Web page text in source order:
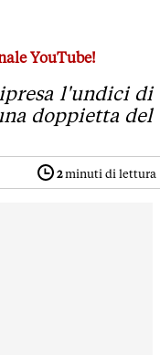
con l'Imolese
YouTube!
l'undici di
doppietta del
2minuti di lettura